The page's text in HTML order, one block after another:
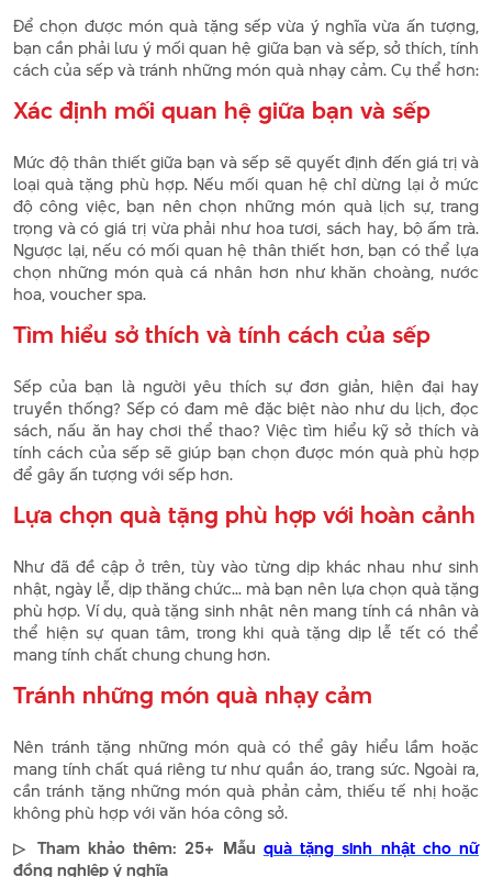
Để chọn được món quà tặng sếp vừa ý nghĩa vừa ấn tượng,
bạn cần phải lưu ý mối quan hệ giữa bạn và sếp, sở thích, tính
cách của sếp và tránh những món quà nhạy cảm. Cụ thể hơn:
Xác định mối quan hệ giữa bạn và sếp
Mức độ thân thiết giữa bạn và sếp sẽ quyết định đến giá trị và
loại quà tặng phù hợp. Nếu mối quan hệ chỉ dừng lại ở mức
độ công việc, bạn nên chọn những món quà lịch sự, trang
trọng và có giá trị vừa phải như hoa tươi, sách hay, bộ ấm trà.
Ngược lại, nếu có mối quan hệ thân thiết hơn, bạn có thể lựa
chọn những món quà cá nhân hơn như khăn choàng, nước
hoa, voucher spa.
Tìm hiểu sở thích và tính cách của sếp
Sếp của bạn là người yêu thích sự đơn giản, hiện đại hay
truyền thống? Sếp có đam mê đặc biệt nào như du lịch, đọc
sách, nấu ăn hay chơi thể thao? Việc tìm hiểu kỹ sở thích và
tính cách của sếp sẽ giúp bạn chọn được món quà phù hợp
để gây ấn tượng với sếp hơn.
Lựa chọn quà tặng phù hợp với hoàn cảnh
Như đã đề cập ở trên, tùy vào từng dịp khác nhau như sinh
nhật, ngày lễ, dịp thăng chức... mà bạn nên lựa chọn quà tặng
phù hợp. Ví dụ, quà tặng sinh nhật nên mang tính cá nhân và
thể hiện sự quan tâm, trong khi quà tặng dịp lễ tết có thể
mang tính chất chung chung hơn.
Tránh những món quà nhạy cảm
Nên tránh tặng những món quà có thể gây hiểu lầm hoặc
mang tính chất quá riêng tư như quần áo, trang sức. Ngoài ra,
cần tránh tặng những món quà phản cảm, thiếu tế nhị hoặc
không phù hợp với văn hóa công sở.
▷ Tham khảo thêm: 25+ Mẫu quà tặng sinh nhật cho nữ
đồng nghiệp ý nghĩa